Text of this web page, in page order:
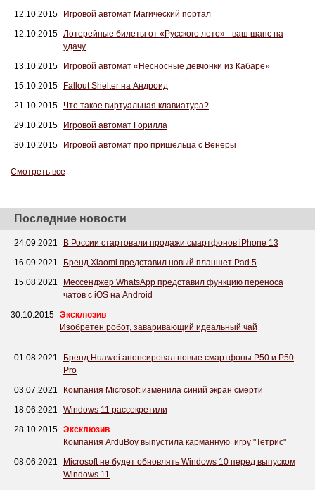
12.10.2015
Игровой автомат Магический портал
12.10.2015 Лотерейные билеты от «Русского лото» - ваш шанс на
удачу
13.10.2015
Игровой автомат «Несносные девчонки из Кабаре»
15.10.2015
Fallout Shelter на Андроид
21.10.2015
Что такое виртуальная клавиатура?
29.10.2015
Игровой автомат Горилла
30.10.2015
Игровой автомат про пришельца с Венеры
Смотреть все
Последние новости
24.09.2021
В России стартовали продажи смартфонов iPhone 13
16.09.2021
Бренд Xiaomi представил новый планшет Pad 5
15.08.2021
Мессенджер WhatsApp представил функцию переноса
чатов с iOS на Android
30.10.2015 Эксклюзив
Изобретен робот, заваривающий идеальный чай
01.08.2021
Бренд Huawei анонсировал новые смартфоны P50 и P50
Pro
03.07.2021
Компания Microsoft изменила синий экран смерти
18.06.2021
Windows 11 рассекретили
28.10.2015 Эксклюзив
Компания ArduBoy выпустила карманную игру "Тетрис"
08.06.2021
Microsoft не будет обновлять Windows 10 перед выпуском
Windows 11